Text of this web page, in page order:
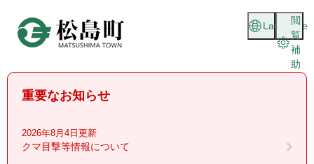
頭
閲
覧
補
助
Language
重要なお知らせ
2026年8月4日更新
クマ目撃等情報について